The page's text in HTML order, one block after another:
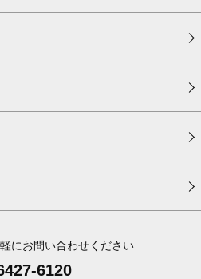
にお問い合わせください
6120